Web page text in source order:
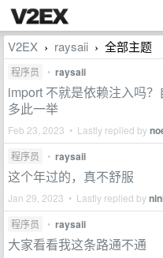
V2EX › raysaii › 全部主题
程序员 • raysaii
import 不就是依赖注入吗
多此一举
Feb 23, 2023 • Lastly replied by
程序员 • raysaii
这个年过的，真不舒服
Jan 29, 2023 • Lastly replied by
程序员 • raysaii
大家看看我这条路通不通